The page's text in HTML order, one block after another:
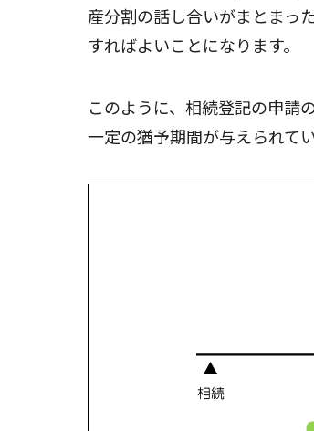
産分割の話し合いがまとまっ
すればよいことになります。
このように、相続登記の申請
一定の猶予期間が与えられてい